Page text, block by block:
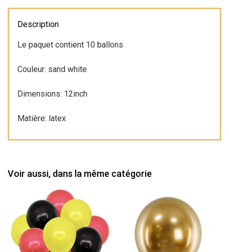
Rétro
Sand
Description
Le paquet contient 10 ballons
Couleur: sand white
Dimensions: 12inch
Matière: latex
Voir aussi, dans la même catégorie